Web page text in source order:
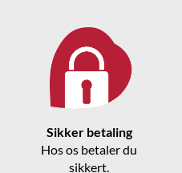
Sikker betaling
Hos os betaler du
sikkert.